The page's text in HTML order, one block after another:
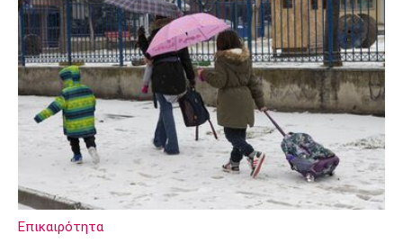
Επικαιρότητα